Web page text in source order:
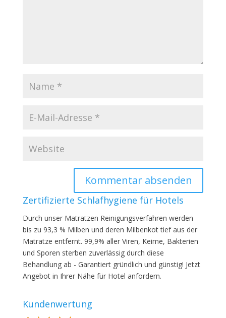
Zertifizierte Schlafhygiene für Hotels
Durch unser Matratzen Reinigungsverfahren werden
bis zu 93,3 % Milben und deren Milbenkot tief aus der
Matratze entfernt. 99,9% aller Viren, Keime, Bakterien
und Sporen sterben zuverlässig durch diese
Behandlung ab - Garantiert gründlich und günstig! Jetzt
Angebot in Ihrer Nähe für Hotel anfordern.
Kundenwertung